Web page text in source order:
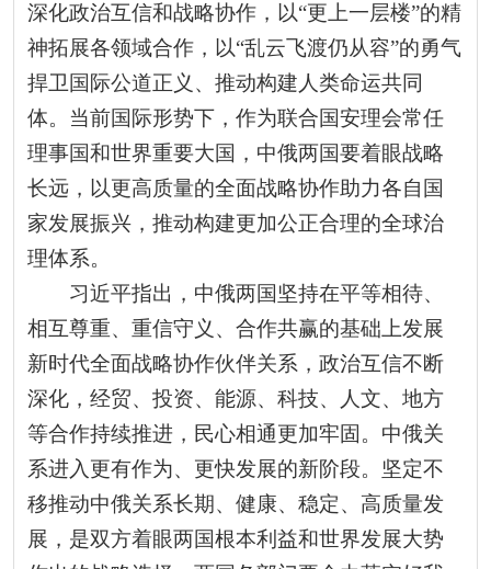
深化政治互信和战略协作，以“更上一层楼”的精
神拓展各领域合作，以“乱云飞渡仍从容”的勇气
捍卫国际公道正义、推动构建人类命运共同
体。当前国际形势下，作为联合国安理会常任
理事国和世界重要大国，中俄两国要着眼战略
长远，以更高质量的全面战略协作助力各自国
家发展振兴，推动构建更加公正合理的全球治
理体系。
习近平指出，中俄两国坚持在平等相待、
相互尊重、重信守义、合作共赢的基础上发展
新时代全面战略协作伙伴关系，政治互信不断
深化，经贸、投资、能源、科技、人文、地方
等合作持续推进，民心相通更加牢固。中俄关
系进入更有作为、更快发展的新阶段。坚定不
移推动中俄关系长期、健康、稳定、高质量发
展，是双方着眼两国根本利益和世界发展大势